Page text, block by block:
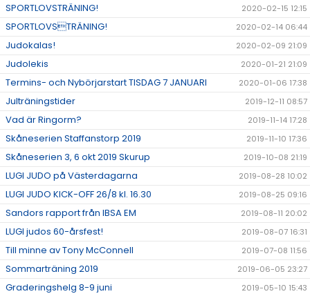
SPORTLOVSTRÄNING! 2020-02-15 12:15
SPORTLOVSTRÄNING! 2020-02-14 06:44
Judokalas! 2020-02-09 21:09
Judolekis 2020-01-21 21:09
Termins- och Nybörjarstart TISDAG 7 JANUARI 2020-01-06 17:38
Julträningstider 2019-12-11 08:57
Vad är Ringorm? 2019-11-14 17:28
Skåneserien Staffanstorp 2019 2019-11-10 17:36
Skåneserien 3, 6 okt 2019 Skurup 2019-10-08 21:19
LUGI JUDO på Västerdagarna 2019-08-28 10:02
LUGI JUDO KICK-OFF 26/8 kl. 16.30 2019-08-25 09:16
Sandors rapport från IBSA EM 2019-08-11 20:02
LUGI judos 60-årsfest! 2019-08-07 16:31
Till minne av Tony McConnell 2019-07-08 11:56
Sommarträning 2019 2019-06-05 23:27
Graderingshelg 8-9 juni 2019-05-10 15:43